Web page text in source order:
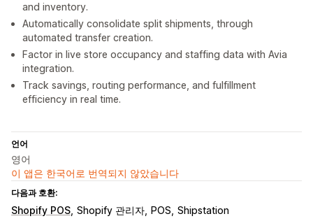
and inventory.
Automatically consolidate split shipments, through
automated transfer creation.
Factor in live store occupancy and staffing data with Avia
integration.
Track savings, routing performance, and fulfillment
efficiency in real time.
언어
영어
이 앱은 한국어로 번역되지 않았습니다
다음과 호환:
Shopify POS Shopify 관리자 POS Shipstation